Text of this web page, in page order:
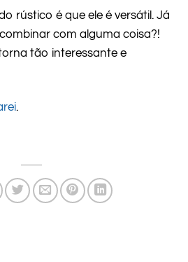
rústico é que ele é versátil. Já
com alguma coisa?!
tão interessante e
.